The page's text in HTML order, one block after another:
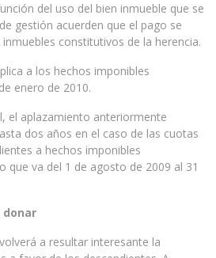
del uso del bien inmueble que se
gestión acuerden que el pago se
constitutivos de la herencia.
a los hechos imponibles
enero de 2010.
el aplazamiento anteriormente
dos años en el caso de las cuotas
a hechos imponibles
que va del 1 de agosto de 2009 al 31
a resultar interesante la